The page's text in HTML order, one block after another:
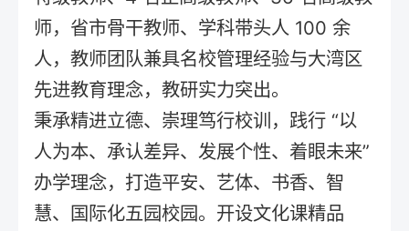
师，省市骨干教师、学科带头人 100 余
人，教师团队兼具名校管理经验与大湾区
先进教育理念，教研实力突出。
秉承精进立德、崇理笃行校训，践行 “以
人为本、承认差异、发展个性、着眼未来”
办学理念，打造平安、艺体、书香、智
慧、国际化五园校园。开设文化课精品